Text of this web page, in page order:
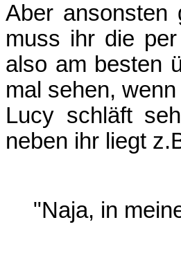
Aber
muss ihr die
also am besten
mal sehen,
Lucy schläft
neben ihr liegt
"Naja, in